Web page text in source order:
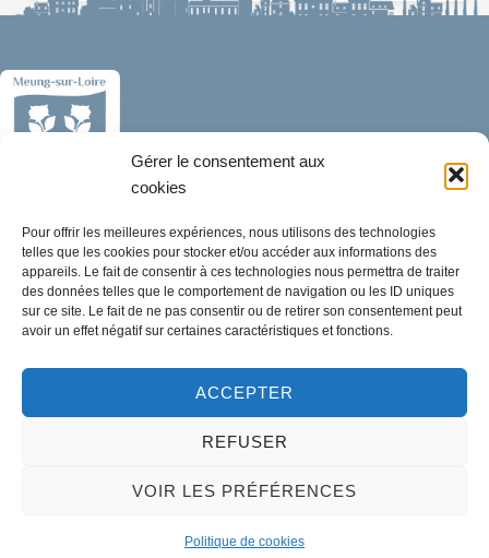
Gérer le consentement aux
cookies
Pour offrir les meilleures expériences, nous utilisons des technologies
telles que les cookies pour stocker et/ou accéder aux informations des
appareils. Le fait de consentir à ces technologies nous permettra de traiter
des données telles que le comportement de navigation ou les ID uniques
sur ce site. Le fait de ne pas consentir ou de retirer son consentement peut
avoir un effet négatif sur certaines caractéristiques et fonctions.
ACCEPTER
REFUSER
VOIR LES PRÉFÉRENCES
Politique de cookies
Mairie de Meung-sur-Loire
Mairie,
32 rue du Général de Gaulle,
45130 Meung-sur-Loire
mairie@meung-sur-loire.com
Horaires d'ouverture
9h00 à 12h30 & 13h30 à 18h00
Mardi :14h00 à 17h30